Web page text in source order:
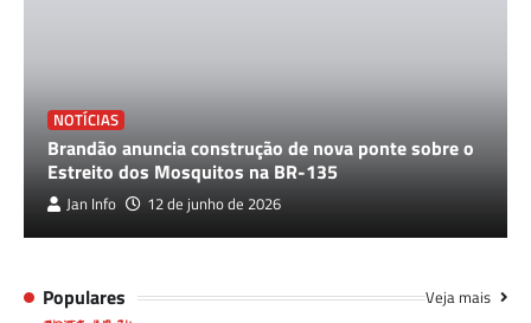
NOTÍCIAS
Brandão anuncia construção de nova ponte sobre o
Estreito dos Mosquitos na BR-135
Jan Info 12 de junho de 2026
Populares Veja mais